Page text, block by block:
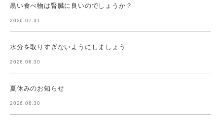
黒い食べ物は腎臓に良いのでしょうか？
2026.07.31
水分を取りすぎないようにしましょう
2026.06.30
夏休みのお知らせ
2026.06.30